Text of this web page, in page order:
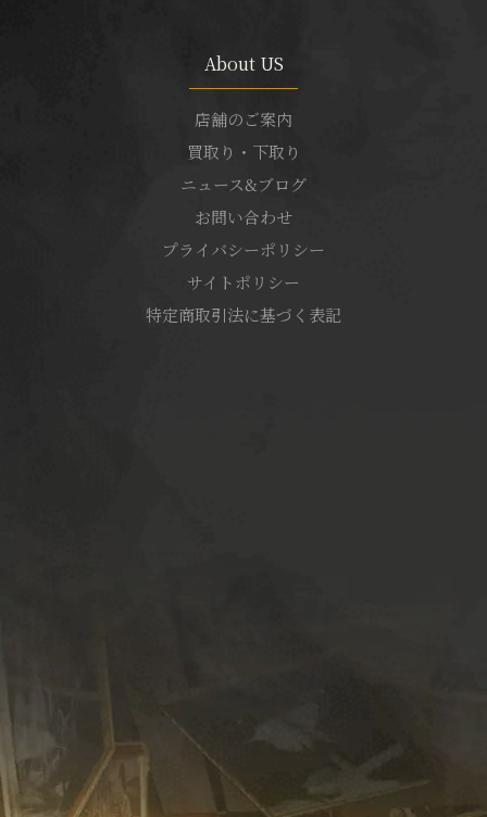
About US
店舗のご案内
買取り・下取り
ニュース&ブログ
お問い合わせ
プライバシーポリシー
サイトポリシー
特定商取引法に基づく表記